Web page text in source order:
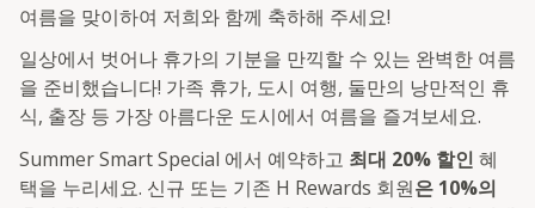
여름을 맞이하여 저희와 함께 축하해 주세요!
일상에서 벗어나 휴가의 기분을 만끽할 수 있는 완벽한 여름
을 준비했습니다! 가족 휴가, 도시 여행, 둘만의 낭만적인 휴
식, 출장 등 가장 아름다운 도시에서 여름을 즐겨보세요.
Summer Smart Special 에서 예약하고 최대 20% 할인 혜
택을 누리세요. 신규 또는 기존 H Rewards 회원은 10%의